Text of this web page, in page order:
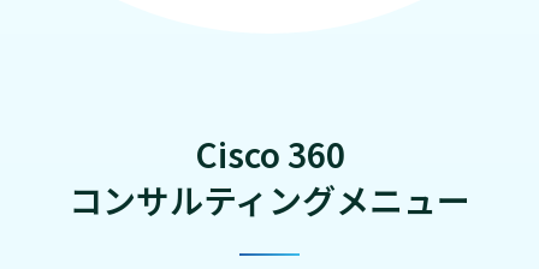
Cisco 360
コンサルティングメニュー